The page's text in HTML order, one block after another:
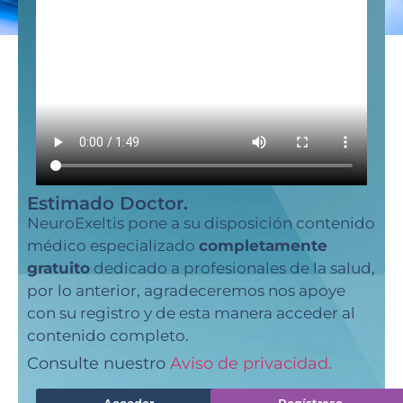
Estimado Doctor.
NeuroExeltis pone a su disposición contenido
médico especializado completamente
gratuito dedicado a profesionales de la salud,
por lo anterior, agradeceremos nos apoye
con su registro y de esta manera acceder al
contenido completo.
Consulte nuestro Aviso de privacidad.